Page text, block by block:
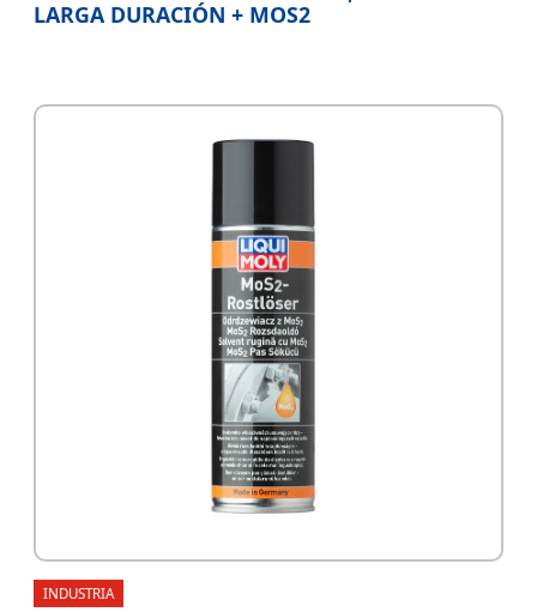
LARGA DURACIÓN + MOS2
INDUSTRIA